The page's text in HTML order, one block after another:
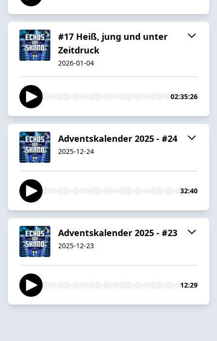
#17 Heiß, jung und unter
Zeitdruck
2026-01-04
02:35:26
Adventskalender 2025 - #24
2025-12-24
32:40
Adventskalender 2025 - #23
2025-12-23
12:29